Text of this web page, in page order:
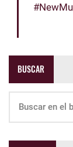
BUSCAR